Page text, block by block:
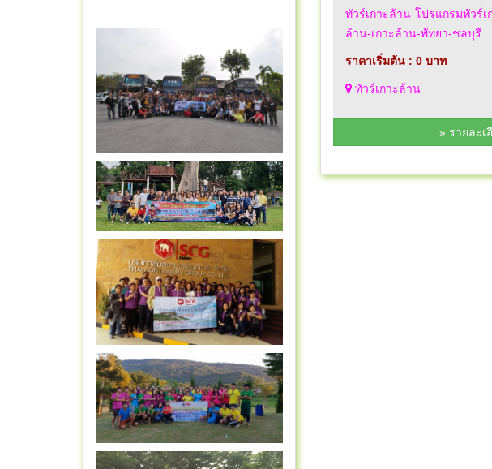
ทัวร์เกาะล้าน-โปรแกรมทัวร์เ
ล้าน-เกาะล้าน-พัทยา-ชลบุรี
ราคาเริ่มต้น : 0 บาท
ทัวร์เกาะล้าน
» รายละเ